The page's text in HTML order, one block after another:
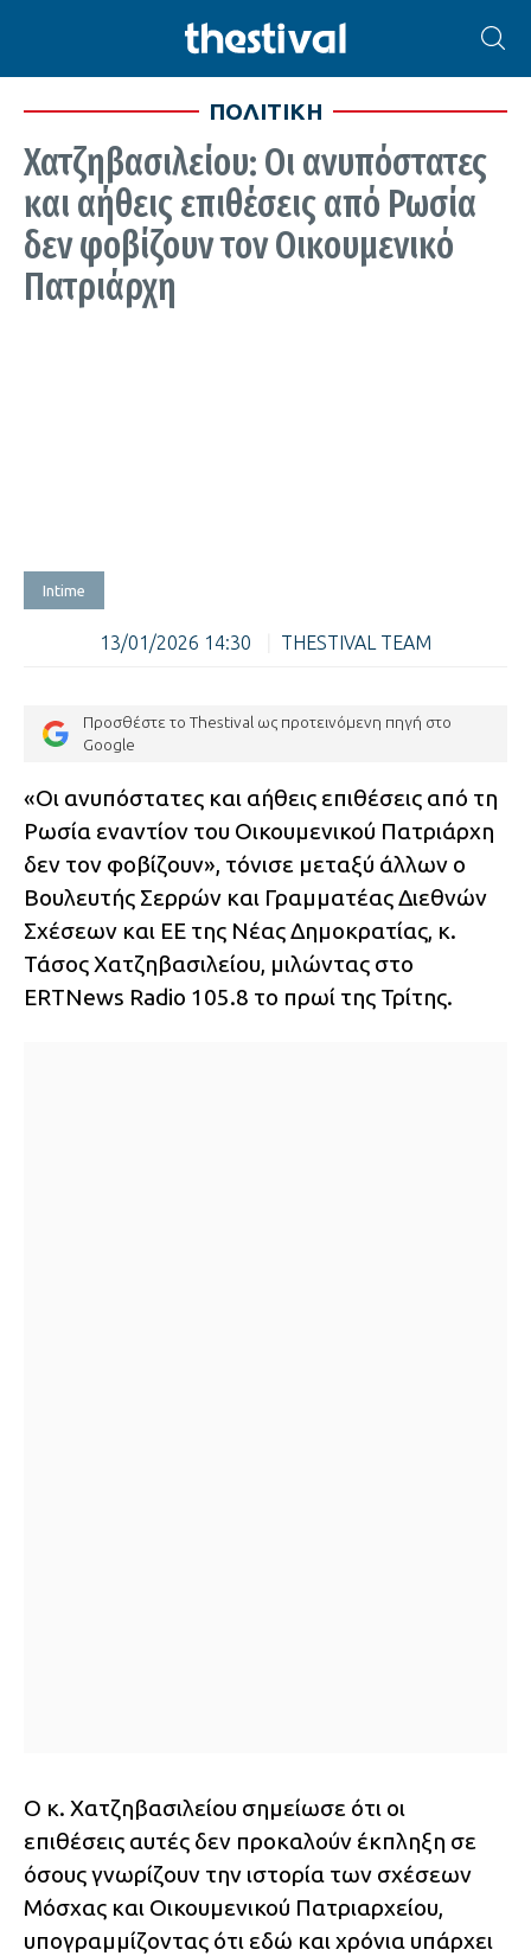
ΠΟΛΙΤΙΚΗ
Χατζηβασιλείου: Οι ανυπόστατες
και αήθεις επιθέσεις από Ρωσία
δεν φοβίζουν τον Οικουμενικό
Πατριάρχη
Intime
13/01/2026 14:30 THESTIVAL TEAM
Προσθέστε το Thestival ως προτεινόμενη πηγή στο
Google
«Οι ανυπόστατες και αήθεις επιθέσεις από τη
Ρωσία εναντίον του Οικουμενικού Πατριάρχη
δεν τον φοβίζουν», τόνισε μεταξύ άλλων ο
Βουλευτής Σερρών και Γραμματέας Διεθνών
Σχέσεων και ΕΕ της Νέας Δημοκρατίας, κ.
Τάσος Χατζηβασιλείου, μιλώντας στο
ERTNews Radio 105.8 το πρωί της Τρίτης.
Ο κ. Χατζηβασιλείου σημείωσε ότι οι
επιθέσεις αυτές δεν προκαλούν έκπληξη σε
όσους γνωρίζουν την ιστορία των σχέσεων
Μόσχας και Οικουμενικού Πατριαρχείου,
υπογραμμίζοντας ότι εδώ και χρόνια υπάρχει